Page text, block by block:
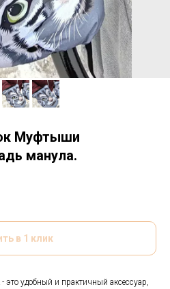
Муфтыши
манула.
в 1 клик
удобный и практичный аксессуар,